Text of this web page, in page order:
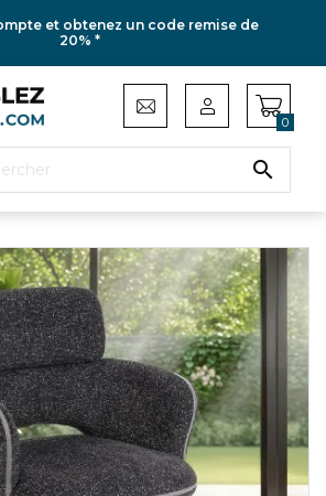
et obtenez un code remise de
20% *

0